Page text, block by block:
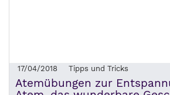
17/04/2018 Tipps und Tricks
Atemübungen zur